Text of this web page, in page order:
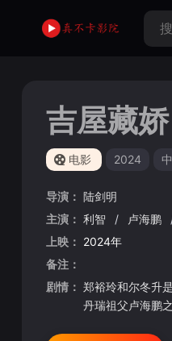
吉屋藏娇
电影 2024
导演： 陆剑明
主演： 利智 / 卢海鹏
上映： 2024年
备注：
剧情： 郑裕玲和尔冬升
丹瑞祖父卢海鹏